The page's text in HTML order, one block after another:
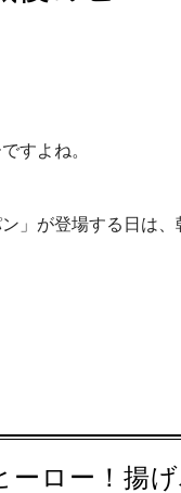
すよね。
」が登場する日は、
ーロー！揚